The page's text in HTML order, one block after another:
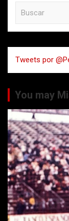
a
r
Tweets por
You may